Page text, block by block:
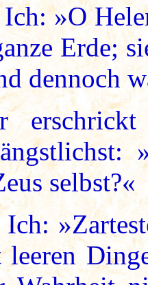
»O
Erde;
dennoch
selbst?«
Ich: